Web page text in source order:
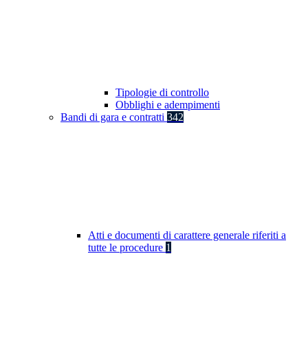
Tipologie di controllo
Obblighi e adempimenti
Bandi di gara e contratti 342
Atti e documenti di carattere generale riferiti a
tutte le procedure 1